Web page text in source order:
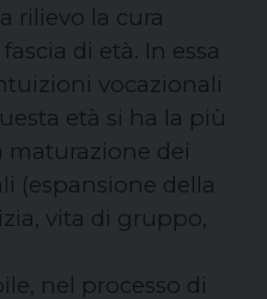
rilievo la cura
di età. In essa
vocazionali
età si ha la più
maturazione dei
(espansione della
vita di gruppo,
nel processo di